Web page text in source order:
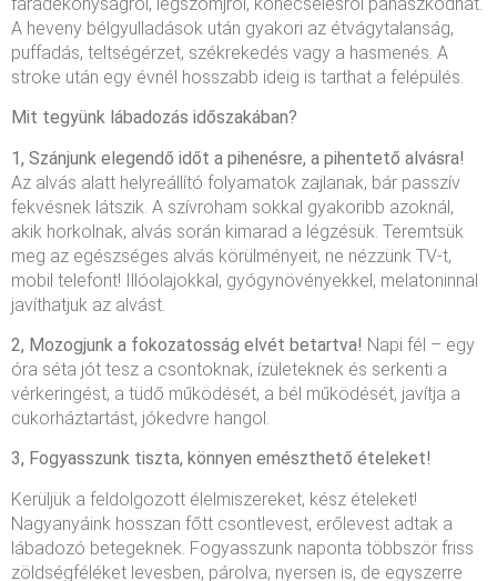
A heveny bélgyulladások után gyakori az étvágytalanság,
puffadás, teltségérzet, székrekedés vagy a hasmenés. A
stroke után egy évnél hosszabb ideig is tarthat a felépülés.
Mit tegyünk lábadozás időszakában?
1, Szánjunk elegendő időt a pihenésre, a pihentető alvásra!
Az alvás alatt helyreállító folyamatok zajlanak, bár passzív
fekvésnek látszik. A szívroham sokkal gyakoribb azoknál,
akik horkolnak, alvás során kimarad a légzésük. Teremtsük
meg az egészséges alvás körülményeit, ne nézzünk TV-t,
mobil telefont! Illóolajokkal, gyógynövényekkel, melatoninnal
javíthatjuk az alvást.
2, Mozogjunk a fokozatosság elvét betartva! Napi fél – egy
óra séta jót tesz a csontoknak, ízületeknek és serkenti a
vérkeringést, a tüdő működését, a bél működését, javítja a
cukorháztartást, jókedvre hangol.
3, Fogyasszunk tiszta, könnyen emészthető ételeket!
Kerüljük a feldolgozott élelmiszereket, kész ételeket!
Nagyanyáink hosszan főtt csontlevest, erőlevest adtak a
lábadozó betegeknek. Fogyasszunk naponta többször friss
zöldségféléket levesben, párolva, nyersen is, de egyszerre